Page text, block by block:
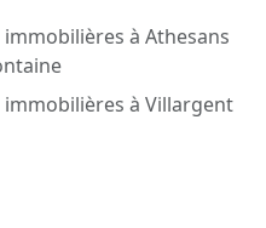
immobilières à Athesans
immobilières à Villargent